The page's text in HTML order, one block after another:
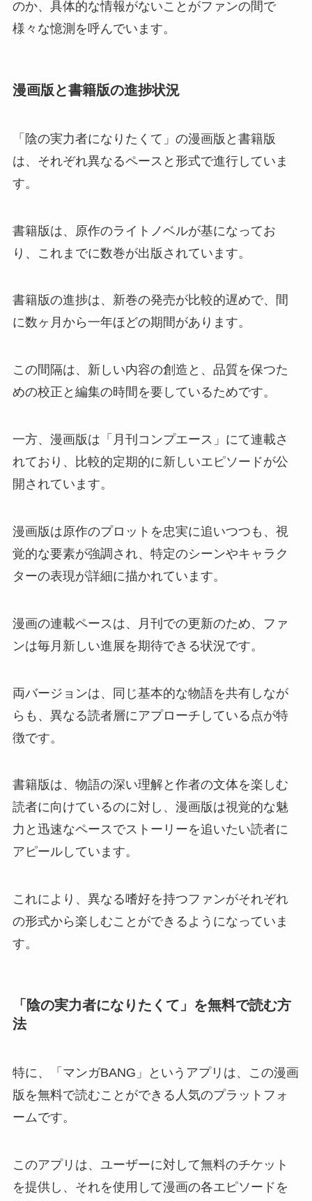
のか、具体的な情報がないことがファンの間で
様々な憶測を呼んでいます。
漫画版と書籍版の進捗状況
「陰の実力者になりたくて」の漫画版と書籍版
は、それぞれ異なるペースと形式で進行していま
す。
書籍版は、原作のライトノベルが基になってお
り、これまでに数巻が出版されています。
書籍版の進捗は、新巻の発売が比較的遅めで、間
に数ヶ月から一年ほどの期間があります。
この間隔は、新しい内容の創造と、品質を保つた
めの校正と編集の時間を要しているためです。
一方、漫画版は「月刊コンプエース」にて連載さ
れており、比較的定期的に新しいエピソードが公
開されています。
漫画版は原作のプロットを忠実に追いつつも、視
覚的な要素が強調され、特定のシーンやキャラク
ターの表現が詳細に描かれています。
漫画の連載ペースは、月刊での更新のため、ファ
ンは毎月新しい進展を期待できる状況です。
両バージョンは、同じ基本的な物語を共有しなが
らも、異なる読者層にアプローチしている点が特
徴です。
書籍版は、物語の深い理解と作者の文体を楽しむ
読者に向けているのに対し、漫画版は視覚的な魅
力と迅速なペースでストーリーを追いたい読者に
アピールしています。
これにより、異なる嗜好を持つファンがそれぞれ
の形式から楽しむことができるようになっていま
す。
「陰の実力者になりたくて」を無料で読む方
法
特に、「マンガBANG」というアプリは、この漫画
版を無料で読むことができる人気のプラットフォ
ームです。
このアプリは、ユーザーに対して無料のチケット
を提供し、それを使用して漫画の各エピソードを